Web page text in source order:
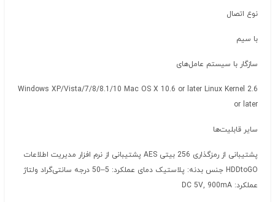
نوع اتصال
با سیم
سازگار با سیستم‌ عامل‌های
Windows XP/Vista/7/8/8.1/10 Mac OS X 10.6 or later Linux Kernel 2.6
or later
سایر قابلیت‌ها
پشتیبانی از رمزگذاری 256 بیتی AES پشتیبانی از نرم افزار مدیریت اطلاعات
HDDtoGO جنس بدنه: پلاستیک دمای عملکرد: 5–50 درجه سانتی‌گراد ولتاژ
عملکرد: DC 5V, 900mA